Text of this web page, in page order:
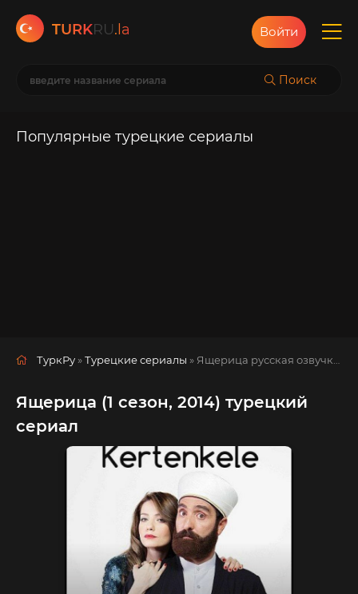
TURKRU.la
Поиск
Войти
Популярные турецкие сериалы
ТуркРу »Турецкие сериалы » Ящерица русская озвучка смотреть полностью онлайн!
Ящерица (1 сезон, 2014) турецкий
сериал